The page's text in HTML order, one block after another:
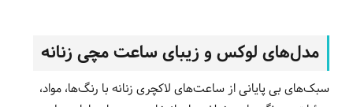
مدل‌های لوکس و زیبای ساعت مچی زنانه
سبک‌های بی پایانی از ساعت‌های لاکچری زنانه با رنگ‌ها، مواد،